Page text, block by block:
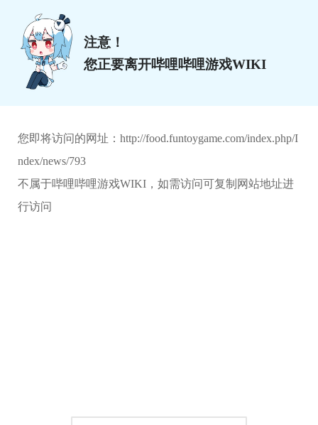
注意！
您正要离开哔哩哔哩游戏WIKI
您即将访问的网址： http://food.funtoygame.com/index.php/I
ndex/news/793
不属于哔哩哔哩游戏WIKI，如需访问可复制网站地址进
行访问